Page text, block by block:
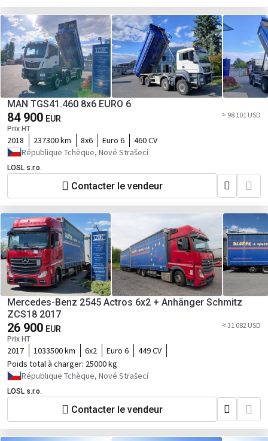
MAN TGS41.460 8x6 EURO 6
84 900 EUR
Prix HT
≈ 98 101 USD
2018 237300 km 8x6 Euro 6
460 CV
République Tchèque, Nové Strašecí
LOSL s.r.o.
Contacter le vendeur
Mercedes-Benz 2545 Actros 6x2 + Anhänger Schmitz
ZCS18 2017
26 900 EUR
Prix HT
≈ 31 082 USD
2017 1033500 km 6x2 Euro 6
449 CV
Poids total à charger: 25000 kg
République Tchèque, Nové Strašecí
LOSL s.r.o.
Contacter le vendeur